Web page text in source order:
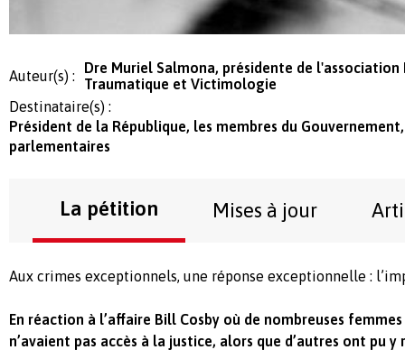
Auteur(s) :
Dre Muriel Salmona, présidente de l'association
Traumatique et Victimologie
Destinataire(s) :
Président de la République, les membres du
parlementaires
La pétition Mises à jour
Aux crimes exceptionnels, une réponse exceptionnelle :
En réaction à l’affaire Bill Cosby où de nombreuses
n’avaient pas accès à la justice, alors que d’autres ont pu